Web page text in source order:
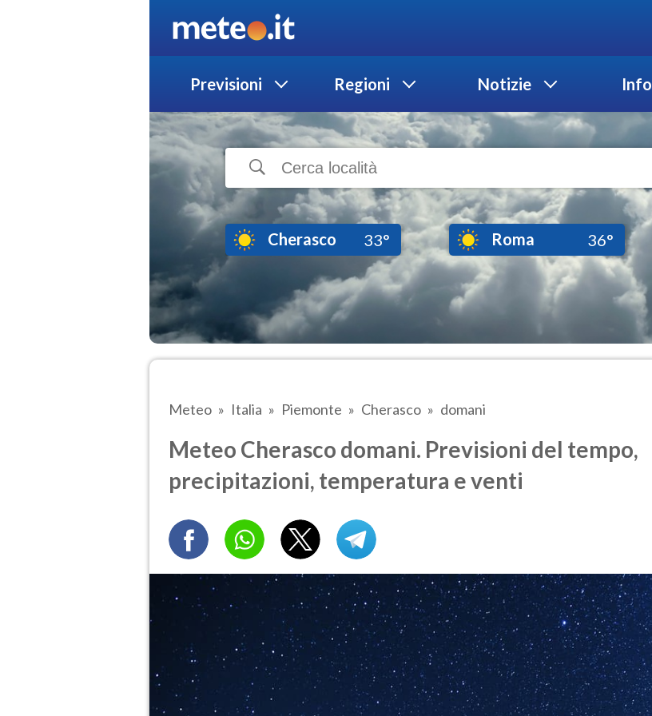
Previsioni Regioni Notizie Info
Cherasco 33° Roma 36°
Meteo Italia Piemonte Cherasco domani
Meteo Cherasco domani. Previsioni del tempo,
precipitazioni, temperatura e venti